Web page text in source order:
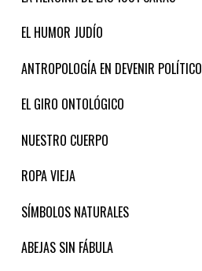
EL HUMOR JUDÍO
ANTROPOLOGÍA EN DEVENIR POLÍTICO
EL GIRO ONTOLÓGICO
NUESTRO CUERPO
ROPA VIEJA
SÍMBOLOS NATURALES
ABEJAS SIN FÁBULA